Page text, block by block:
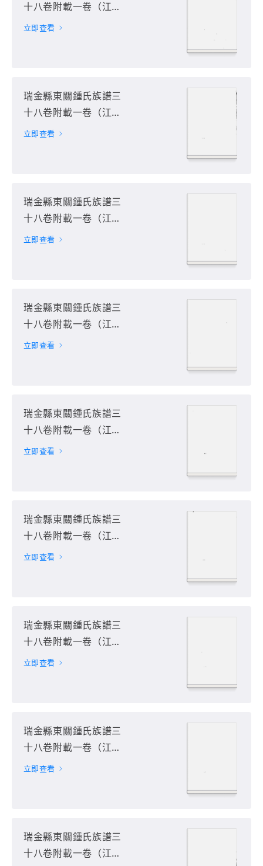
十八卷附載一卷（江西
省贛州市瑞金市）第19
立即查看
瑞金縣東關鍾氏族譜三
十八卷附載一卷（江西
省贛州市瑞金市）第20
立即查看
瑞金縣東關鍾氏族譜三
十八卷附載一卷（江西
省贛州市瑞金市）第21
立即查看
瑞金縣東關鍾氏族譜三
十八卷附載一卷（江西
省贛州市瑞金市）第22
立即查看
瑞金縣東關鍾氏族譜三
十八卷附載一卷（江西
省贛州市瑞金市）第23
立即查看
瑞金縣東關鍾氏族譜三
十八卷附載一卷（江西
省贛州市瑞金市）第24
立即查看
瑞金縣東關鍾氏族譜三
十八卷附載一卷（江西
省贛州市瑞金市）第25
立即查看
瑞金縣東關鍾氏族譜三
十八卷附載一卷（江西
省贛州市瑞金市）第26
立即查看
瑞金縣東關鍾氏族譜三
十八卷附載一卷（江西